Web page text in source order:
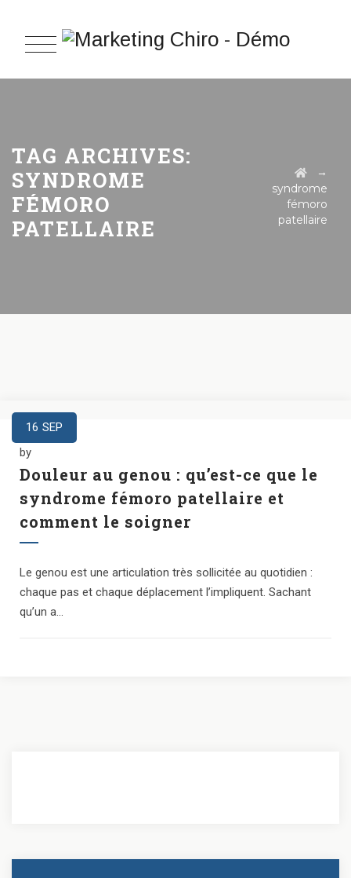
TAG ARCHIVES:
SYNDROME
FÉMORO
PATELLAIRE
→
syndrome
fémoro
patellaire
16 SEP
by
Douleur au genou : qu’est-ce que le
syndrome fémoro patellaire et
comment le soigner
Le genou est une articulation très sollicitée au quotidien :
chaque pas et chaque déplacement l’impliquent. Sachant
qu’un a...